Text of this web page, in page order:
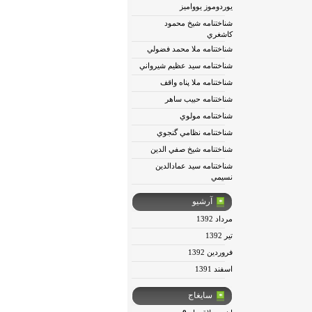
يوردوموز يوواميز
شناختنامه شيخ محمود
كاشغري
شناختنامه ملا محمد فضولي
شناختنامه سيد عظيم شيرواني
شناختنامه ملا پناه واقف
شناختنامه حبيب ساهر
شناختنامه مولوي
شناختنامه نظامي گنجوي
شناختنامه شيخ صفي الدين
شناختنامه سيد عمادالدين
نسيمي
آرشیو
مرداد 1392
تير 1392
فروردين 1392
اسفند 1391
سایغاج